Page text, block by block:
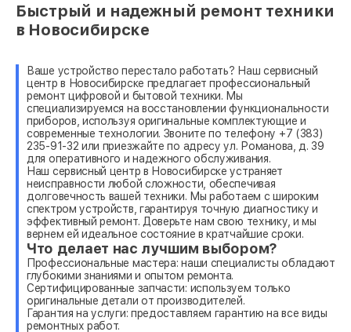
Быстрый и надежный ремонт техники
в Новосибирске
Ваше устройство перестало работать? Наш сервисный
центр в Новосибирске предлагает профессиональный
ремонт цифровой и бытовой техники. Мы
специализируемся на восстановлении функциональности
приборов, используя оригинальные комплектующие и
современные технологии. Звоните по телефону +7 (383)
235-91-32 или приезжайте по адресу ул. Романова, д. 39
для оперативного и надежного обслуживания.
Наш сервисный центр в Новосибирске устраняет
неисправности любой сложности, обеспечивая
долговечность вашей техники. Мы работаем с широким
спектром устройств, гарантируя точную диагностику и
эффективный ремонт. Доверьте нам свою технику, и мы
вернем ей идеальное состояние в кратчайшие сроки.
Что делает нас лучшим выбором?
Профессиональные мастера: наши специалисты обладают
глубокими знаниями и опытом ремонта.
Сертифицированные запчасти: используем только
оригинальные детали от производителей.
Гарантия на услуги: предоставляем гарантию на все виды
ремонтных работ.